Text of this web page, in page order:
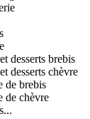
desserts brebis
desserts chèvre
de brebis
de chèvre